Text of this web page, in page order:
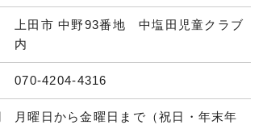
上田市 中野93番地 中塩田児童クラブ
内
070-4204-4316
月曜日から金曜日まで（祝日・年末年